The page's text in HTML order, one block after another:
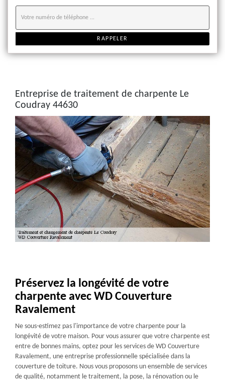
Entreprise de traitement de charpente Le
Coudray 44630
Préservez la longévité de votre
charpente avec WD Couverture
Ravalement
Ne sous-estimez pas l'importance de votre charpente pour la
longévité de votre maison. Pour vous assurer que votre charpente est
entre de bonnes mains, optez pour les services de WD Couverture
Ravalement, une entreprise professionnelle spécialisée dans la
couverture de toiture. Nous vous proposons un ensemble de services
de qualité, notamment le traitement, la pose, la rénovation ou le